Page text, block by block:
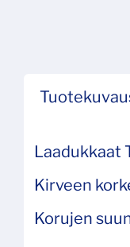
Laadukkaat
Kirveen
Korujen